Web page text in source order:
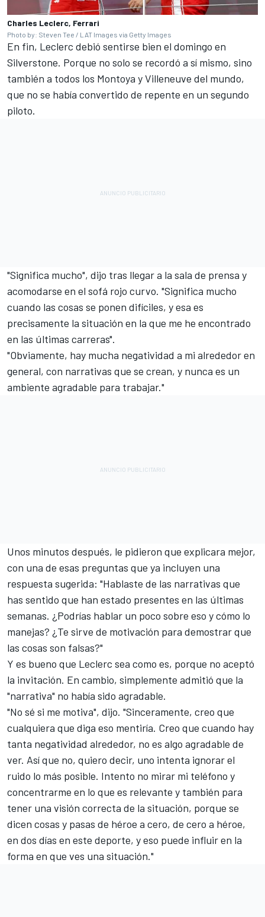
Charles Leclerc, Ferrari
Photo by: Steven Tee / LAT Images via Getty Images
En fin, Leclerc debió sentirse bien el domingo en
Silverstone. Porque no solo se recordó a sí mismo, sino
también a todos los Montoya y Villeneuve del mundo,
que no se había convertido de repente en un segundo
piloto.
"Significa mucho", dijo tras llegar a la sala de prensa y
acomodarse en el sofá rojo curvo. "Significa mucho
cuando las cosas se ponen difíciles, y esa es
precisamente la situación en la que me he encontrado
en las últimas carreras".
"Obviamente, hay mucha negatividad a mi alrededor en
general, con narrativas que se crean, y nunca es un
ambiente agradable para trabajar."
Unos minutos después, le pidieron que explicara mejor,
con una de esas preguntas que ya incluyen una
respuesta sugerida: "Hablaste de las narrativas que
has sentido que han estado presentes en las últimas
semanas. ¿Podrías hablar un poco sobre eso y cómo lo
manejas? ¿Te sirve de motivación para demostrar que
las cosas son falsas?"
Y es bueno que Leclerc sea como es, porque no aceptó
la invitación. En cambio, simplemente admitió que la
"narrativa" no había sido agradable.
"No sé si me motiva", dijo. "Sinceramente, creo que
cualquiera que diga eso mentiría. Creo que cuando hay
tanta negatividad alrededor, no es algo agradable de
ver. Así que no, quiero decir, uno intenta ignorar el
ruido lo más posible. Intento no mirar mi teléfono y
concentrarme en lo que es relevante y también para
tener una visión correcta de la situación, porque se
dicen cosas y pasas de héroe a cero, de cero a héroe,
en dos días en este deporte, y eso puede influir en la
forma en que ves una situación."